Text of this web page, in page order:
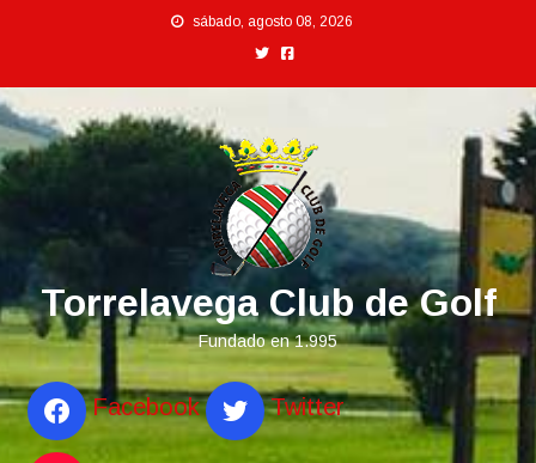
sábado, agosto 08, 2026
Torrelavega Club de Golf
Fundado en 1.995
Facebook Twitter